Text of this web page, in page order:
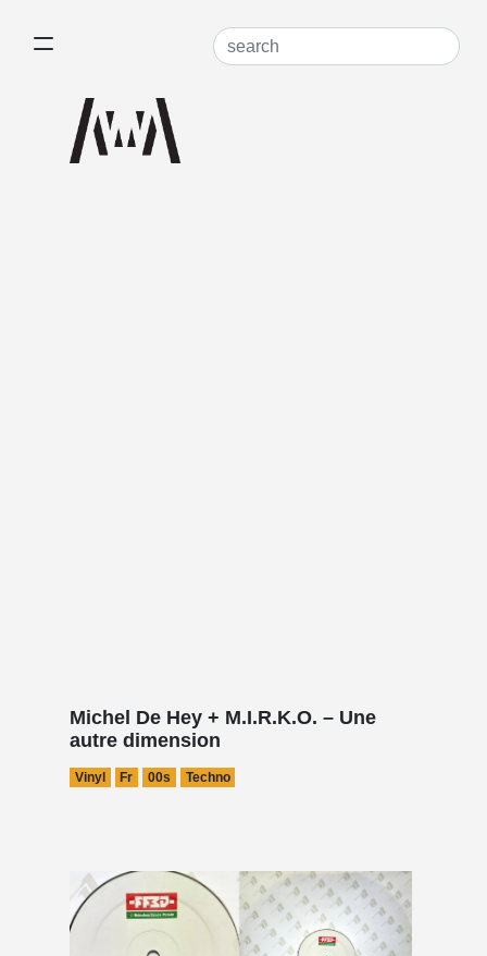
Michel De Hey + M.I.R.K.O. – Une
autre dimension
Vinyl Fr 00s Techno